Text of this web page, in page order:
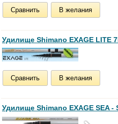
Сравнить В желания
Удилище Shimano EXAGE LITE
Сравнить В желания
Удилище Shimano EXAGE SEA -